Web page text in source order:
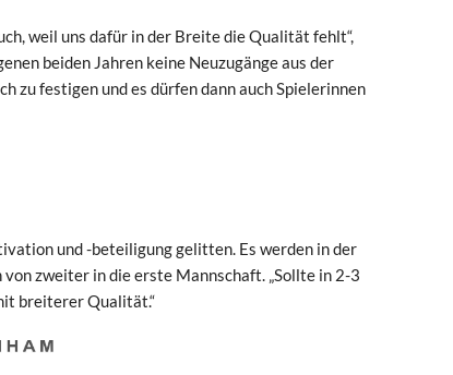
weil uns dafür in der Breite die Qualität fehlt“,
beiden Jahren keine Neuzugänge aus der
zu festigen und es dürfen dann auch Spielerinnen
und -beteiligung gelitten. Es werden in der
zweiter in die erste Mannschaft. „Sollte in 2-3
breiterer Qualität.“